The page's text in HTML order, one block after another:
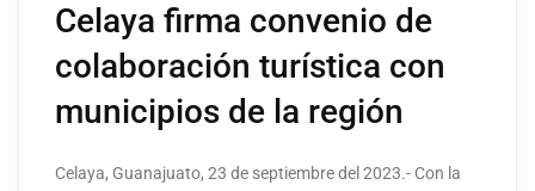
Celaya firma convenio de
colaboración turística con
municipios de la región
Celaya, Guanajuato, 23 de septiembre del 2023.- Con la